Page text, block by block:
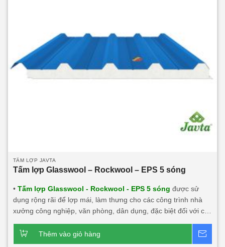
TẤM LỢP JAVTA
Tấm lợp Glasswool – Rockwool – EPS 5 sóng
• Tấm lợp Glasswool - Rockwool - EPS 5 sóng được sử
dụng rộng rãi để lợp mái, làm thưng cho các công trình nhà
xưởng công nghiệp, văn phòng, dân dụng, đặc biệt đối với các
cách nhiệt lớn, chống cháy. Sản phẩm này rất phù hợp với
mọi công trình.Dòng sản phẩm chính:
Tấm lợp
Thêm vào giỏ hàng